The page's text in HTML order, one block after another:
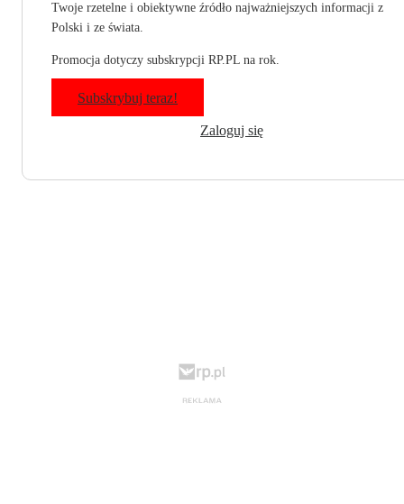
Twoje rzetelne i obiektywne źródło najważniejszych informacji z
Polski i ze świata.
Promocja dotyczy subskrypcji RP.PL na rok.
Subskrybuj teraz!
Zaloguj się